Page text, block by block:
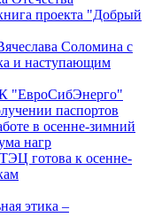
проекта "Добрый
Соломина с
и наступающим
"ЕвроСибЭнерго"
паспортов
в осенне-зимний
нагр
готова к осенне-
этика –